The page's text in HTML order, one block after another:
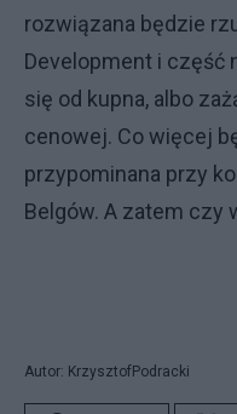
rozwiązana będzie
Development i część
się od kupna, albo
cenowej. Co więcej
przypominana przy
Belgów. A zatem czy
Autor: KrzysztofPodracki